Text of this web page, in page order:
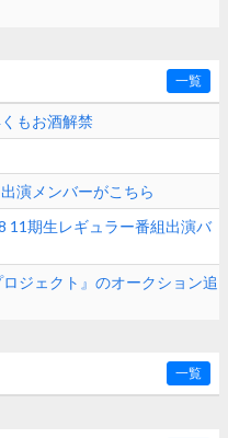
一覧
もお酒解禁
演メンバーがこちら
11期生レギュラー番組出演バ
ジェクト』のオークション追
一覧